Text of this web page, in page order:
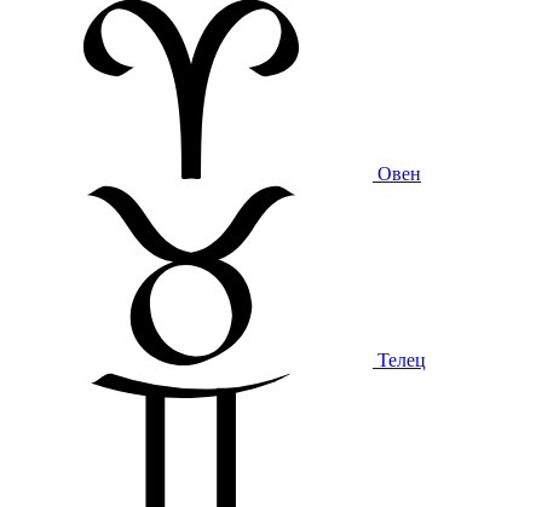
Овен
Телец